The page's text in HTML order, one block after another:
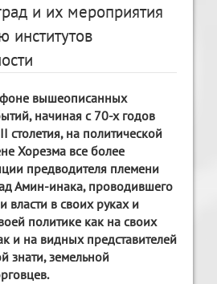
и их мероприятия
институтов
вышеописанных
начиная с 70-х годов
столетия, на политической
Хорезма все более
предводителя племени
Амин-инака, проводившего
власти в своих руках и
политике как на своих
и на видных представителей
знати, земельной